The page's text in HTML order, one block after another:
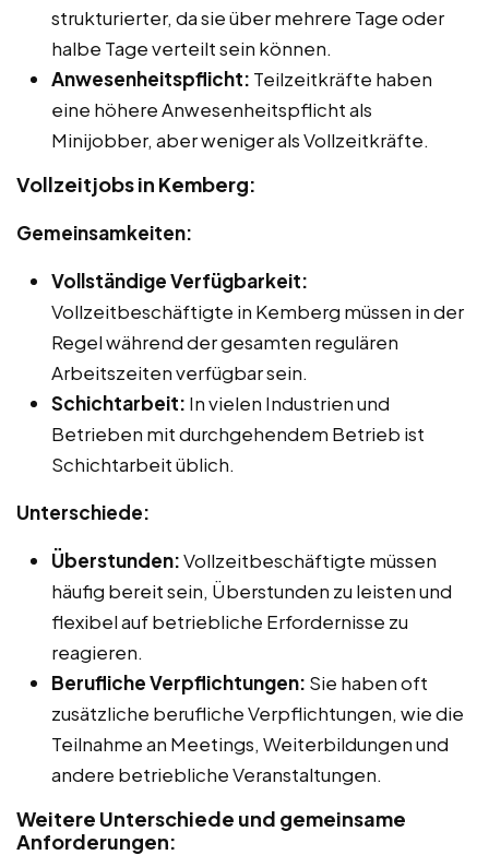
strukturierter, da sie über mehrere Tage oder
halbe Tage verteilt sein können.
Anwesenheitspflicht: Teilzeitkräfte haben
eine höhere Anwesenheitspflicht als
Minijobber, aber weniger als Vollzeitkräfte.
Vollzeitjobs in Kemberg:
Gemeinsamkeiten:
Vollständige Verfügbarkeit:
Vollzeitbeschäftigte in Kemberg müssen in der
Regel während der gesamten regulären
Arbeitszeiten verfügbar sein.
Schichtarbeit: In vielen Industrien und
Betrieben mit durchgehendem Betrieb ist
Schichtarbeit üblich.
Unterschiede:
Überstunden:Vollzeitbeschäftigte müssen
häufig bereit sein, Überstunden zu leisten und
flexibel auf betriebliche Erfordernisse zu
reagieren.
Berufliche Verpflichtungen: Sie haben oft
zusätzliche berufliche Verpflichtungen, wie die
Teilnahme an Meetings, Weiterbildungen und
andere betriebliche Veranstaltungen.
Weitere Unterschiede und gemeinsame
Anforderungen: